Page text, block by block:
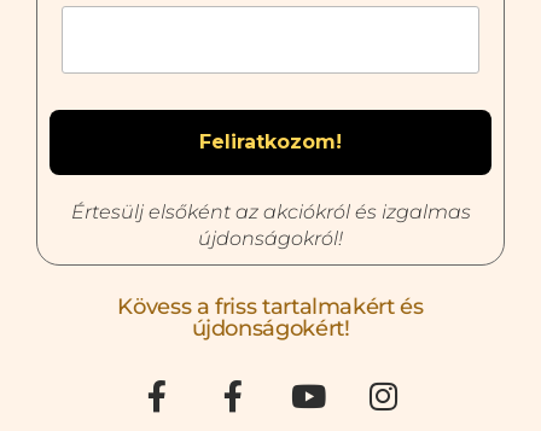
Értesülj elsőként az akciókról és izgalmas
újdonságokról!
Kövess a friss tartalmakért és
újdonságokért!